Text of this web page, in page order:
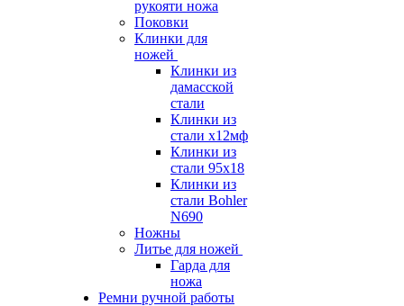
рукояти ножа
Поковки
Клинки для
ножей
Клинки из
дамасской
стали
Клинки из
стали х12мф
Клинки из
стали 95х18
Клинки из
стали Bohler
N690
Ножны
Литье для ножей
Гарда для
ножа
Ремни ручной работы